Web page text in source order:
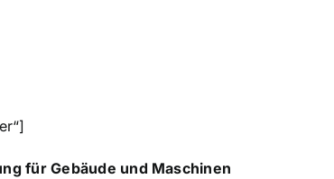
für Gebäude und Maschinen